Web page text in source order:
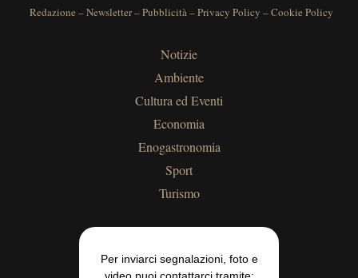
Redazione –Newsletter–Pubblicità–Privacy Policy –Cookie Policy
Notizie
Ambiente
Cultura ed Eventi
Economia
Enogastronomia
Sport
Turismo
Per inviarci segnalazioni, foto e